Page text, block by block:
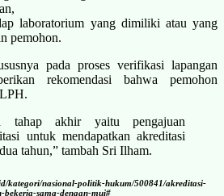
laboratorium yang dimiliki atau yang
pemohon.
pada proses verifikasi lapangan
rekomendasi bahwa pemohon
tahap akhir yaitu pengajuan
untuk mendapatkan akreditasi
tahun,” tambah Sri Ilham.
kategori/nasional-politik-hukum/500841/akreditasi-
sama-dengan-mui#